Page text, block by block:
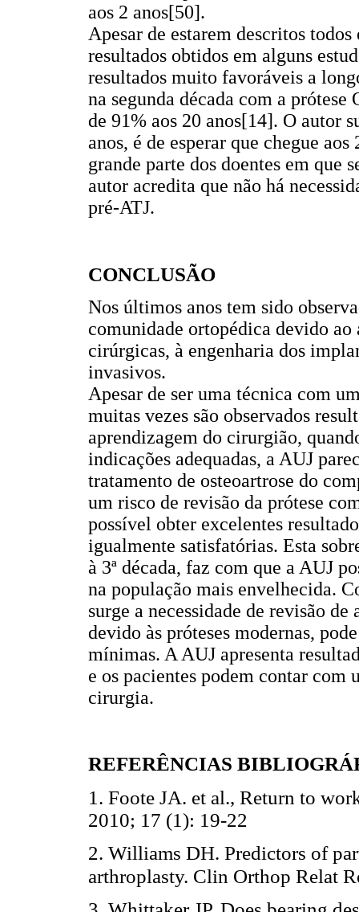
aos 2 anos[50].
Apesar de estarem descritos
resultados obtidos em alguns
resultados muito favoráveis a
na segunda década com a
de 91% aos 20 anos[14]. O autor
anos, é de esperar que chegue
grande parte dos doentes em que
autor acredita que não há
pré-ATJ.
CONCLUSÃO
Nos últimos anos tem sido
comunidade ortopédica devido ao
cirúrgicas, à engenharia dos
invasivos.
Apesar de ser uma técnica com
muitas vezes são observados
aprendizagem do cirurgião,
indicações adequadas, a AUJ
tratamento de osteoartrose do
um risco de revisão da prótese
possível obter excelentes
igualmente satisfatórias. Esta
à 3ª década, faz com que a AUJ
na população mais envelhecida.
surge a necessidade de revisão
devido às próteses modernas,
mínimas. A AUJ apresenta
e os pacientes podem contar com
cirurgia.
REFERÊNCIAS
1. Foote JA. et al., Return to
2010; 17 (1): 19-22
2. Williams DH. Predictors of
arthroplasty. Clin Orthop Relat